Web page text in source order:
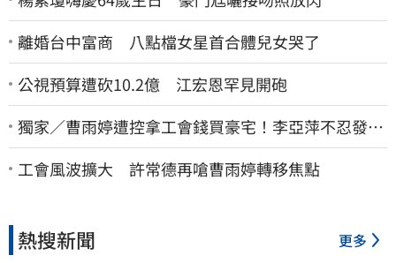
離婚台中富商 八點檔女星首合體兒女哭了
公視預算遭砍10.2億 江宏恩罕見開砲
獨家／曹雨婷遭控拿工會錢買豪宅！李亞萍不忍發
聲：余天管工會都貼錢
工會風波擴大 許常德再嗆曹雨婷轉移焦點
熱搜新聞 更多